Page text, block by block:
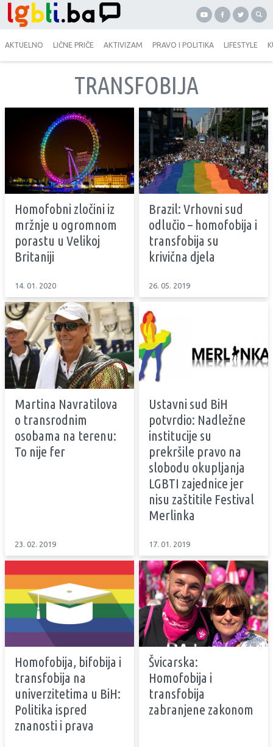
AKTUELNO LIČNE PRIČE AKTIVIZAM PRAVO I POLITIKA LIFESTYLE
TRANSFOBIJA
Homofobni zločini iz
mržnje u ogromnom
porastu u Velikoj
Britaniji
14. 01. 2020
Brazil: Vrhovni sud
odlučio – homofobija i
transfobija su
krivična djela
26. 05. 2019
Martina Navratilova
o transrodnim
osobama na terenu:
To nije fer
23. 02. 2019
Ustavni sud BiH
potvrdio: Nadležne
institucije su
prekršile pravo na
slobodu okupljanja
LGBTI zajednice jer
nisu zaštitile Festival
Merlinka
17. 01. 2019
Homofobija, bifobija i
transfobija na
univerzitetima u BiH:
Politika ispred
znanosti i prava
Švicarska:
Homofobija i
transfobija
zabranjene zakonom